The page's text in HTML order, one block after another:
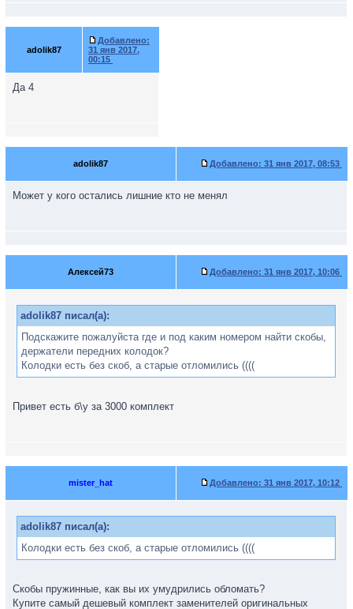
adolik87
Добавлено:
31 янв 2017,
00:15
Да 4
adolik87 Добавлено: 31 янв 2017, 08:53
Может у кого остались лишние кто не менял
Алексей73 Добавлено: 31 янв 2017, 10:06
adolik87 писал(а):
Подскажите пожалуйста где и под каким номером найти скобы,
держатели передних колодок?
Колодки есть без скоб, а старые отломились ((((
Привет есть б\у за 3000 комплект
mister_hat Добавлено: 31 янв 2017, 10:12
adolik87 писал(а):
Колодки есть без скоб, а старые отломились ((((
Скобы пружинные, как вы их умудрились обломать?
Купите самый дешевый комплект заменителей оригинальных